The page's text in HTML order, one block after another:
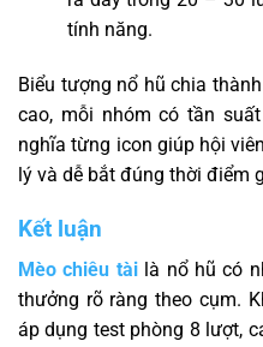
tính năng.
Biểu tượng nổ hũ chia
cao, mỗi nhóm có tần
nghĩa từng icon giúp hội
lý và dễ bắt đúng thời điểm
Kết luận
Mèo chiêu tài là nổ hũ có
thưởng rõ ràng theo cụm.
áp dụng test phòng 8 lượt,